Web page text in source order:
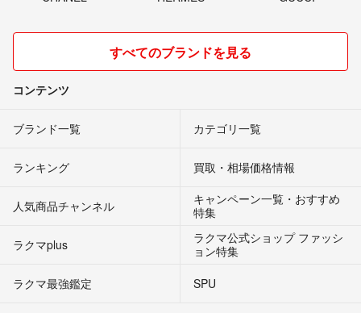
すべてのブランドを見る
コンテンツ
ブランド一覧 カテゴリ一覧
ランキング 買取・相場価格情報
人気商品チャンネル
キャンペーン一覧・おすすめ
特集
ラクマplus
ラクマ公式ショップ ファッシ
ョン特集
ラクマ最強鑑定
SPU